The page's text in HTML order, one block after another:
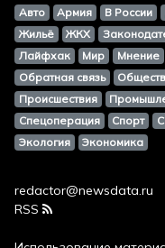
Авто Армия В России
Жильё
ЖКХ
Лайфхак
Мир Мнение
Обратная связь
Происшествия
Спецоперация
Спорт
Экология
Экономика
redactor@newsdata.ru
RSS